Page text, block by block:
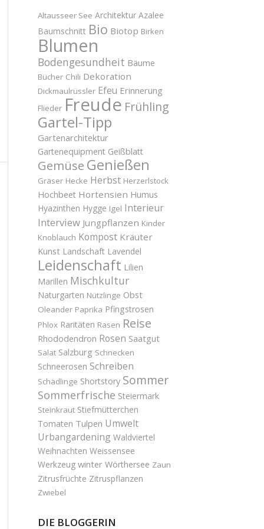
Altausseer See Architektur Azalee
Baumschnitt Bio Biotop Birken
Blumen
Bodengesundheit Bäume
Bücher Chili Dekoration
Dickmaulrüssler Efeu Erinnerung
Flieder Freude Frühling
Gartel-Tipp
Gartenarchitektur
Gartenequipment Geißblatt
Gemüse Genießen
Gräser Hecke Herbst Herzerlstock
Hochbeet Hortensien Humus
Hyazinthen Hygge Igel Interieur
Interview Jungpflanzen Kinder
Knoblauch Kompost Kräuter
Kunst Landschaft Lavendel
Leidenschaft Lilien
Marillen Mischkultur
Naturgarten Nützlinge Obst
Oleander Paprika Pfingstrosen
Phlox Raritäten Rasen Reise
Rhododendron Rosen Saatgut
Salat Salzburg Schnecken
Schneerosen Schreiben
Schädlinge Shortstory Sommer
Sommerfrische Steiermark
Steinkraut Stiefmütterchen
Tomaten Tulpen Umwelt
Urbangardening Waldviertel
Weihnachten Weissensee
Werkzeug winter Wörthersee Zaun
Zitrusfrüchte Zitruspflanzen
Zwiebel
DIE BLOGGERIN